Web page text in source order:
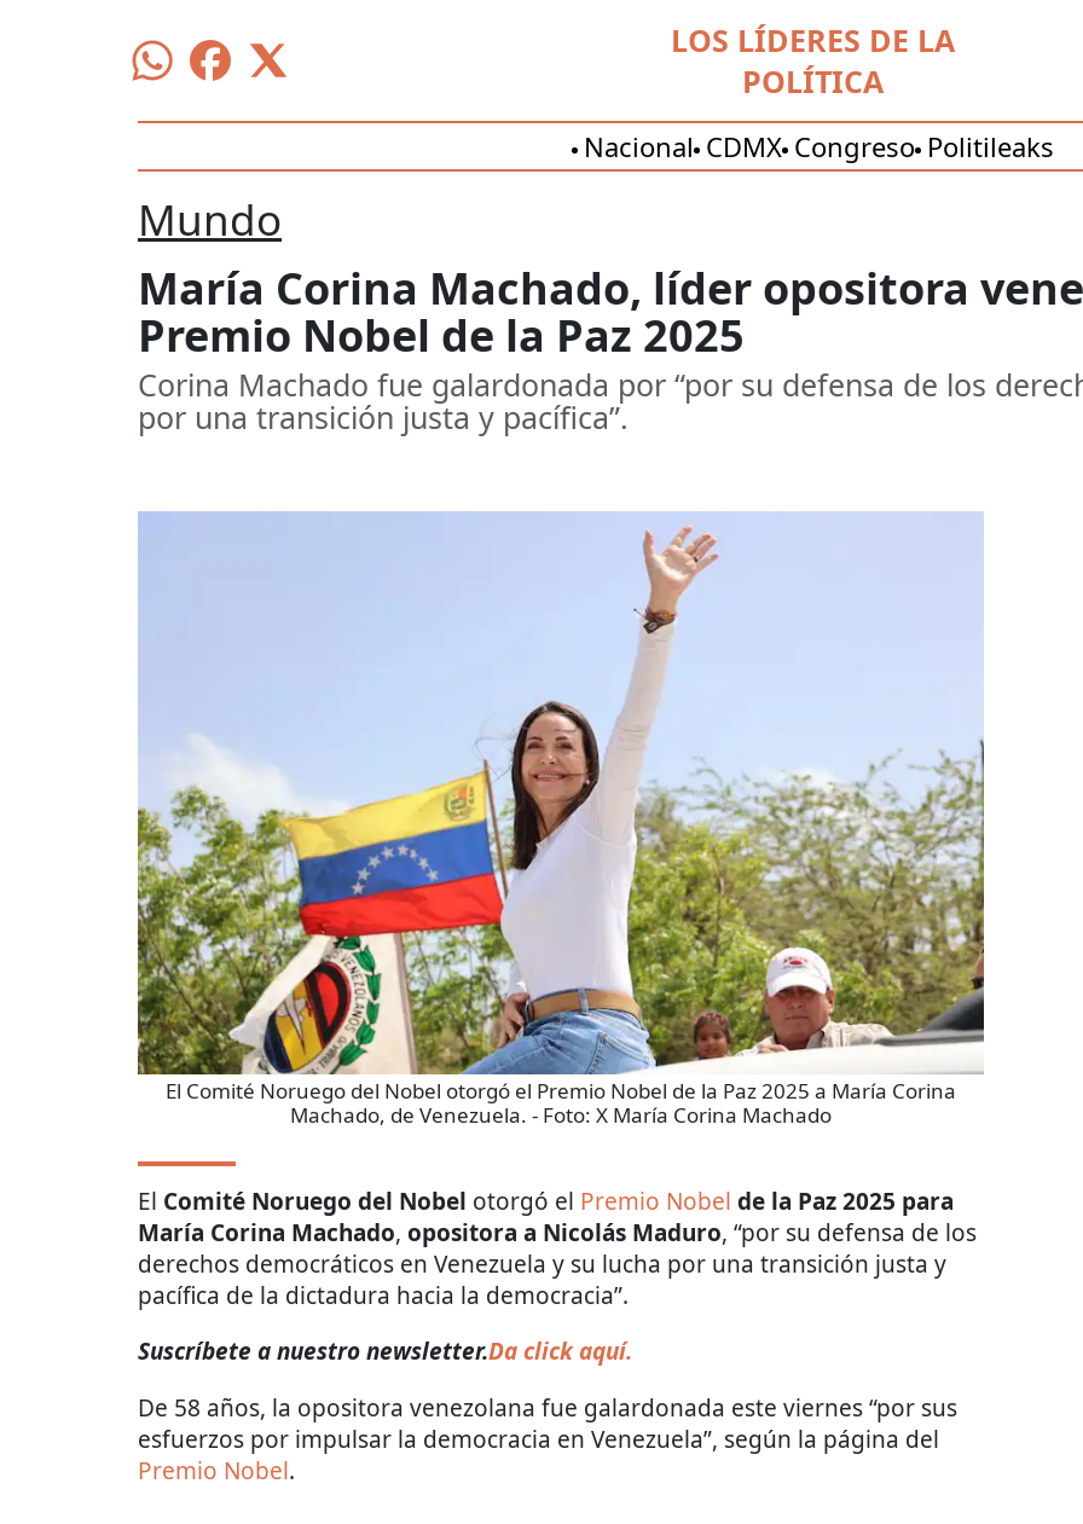
LOS LÍDERES DE LA
POLÍTICA
Nacional CDMX Congreso Politileaks
Mundo
María Corina Machado, líder opositora
Premio Nobel de la Paz 2025
Corina Machado fue galardonada por “por su defensa de los
por una transición justa y pacífica”.
El Comité Noruego del Nobel otorgó el Premio Nobel de la Paz 2025 a María Corina
Machado, de Venezuela. - Foto: X María Corina Machado
El Comité Noruego del Nobel otorgó el Premio Nobel de la Paz 2025 para
María Corina Machado, opositora a Nicolás Maduro, “por su defensa de los
derechos democráticos en Venezuela y su lucha por una transición justa y
pacífica de la dictadura hacia la democracia”.
Suscríbete a nuestro newsletter.Da click aquí.
De 58 años, la opositora venezolana fue galardonada este viernes “por sus
esfuerzos por impulsar la democracia en Venezuela”, según la página del
Premio Nobel.